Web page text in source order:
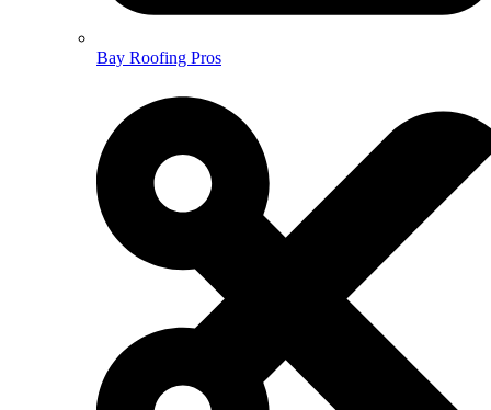
Bay Roofing Pros